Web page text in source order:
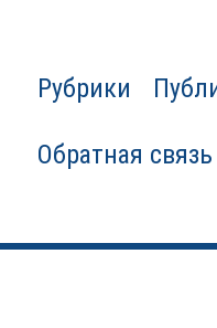
Рубрики
Обратная связь